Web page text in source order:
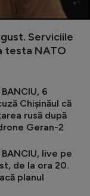
Serviciile
testa NATO
6
Chișinăul că
rusă după
Geran-2
BANCIU, live pe
de la ora 20.
planul